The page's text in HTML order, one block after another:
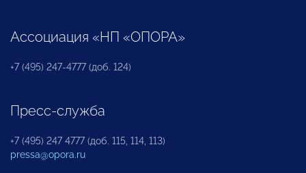
Ассоциация «НП «ОПОРА»
+7 (495) 247-4777 (доб. 124)
Пресс-служба
+7 (495) 247 4777 (доб. 115, 114, 113)
pressa@opora.ru